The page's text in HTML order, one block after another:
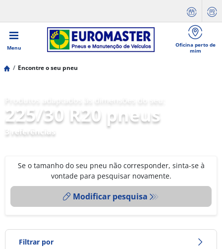
Menu
Oficina perto de
mim
Encontre o seu pneu
225/30 R20 pneus
3 referências
Se o tamanho do seu pneu não corresponder, sinta-se à
vontade para pesquisar novamente.
Modificar pesquisa
Filtrar por